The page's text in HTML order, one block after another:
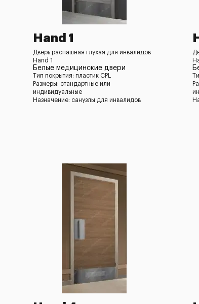
Hand 1
Дверь распашная глухая для инвалидов
Hand 1
Белые медицинские двери
Тип покрытия: пластик CPL
Размеры: стандартные или
индивидуальные
Назначение: санузлы для инвалидов